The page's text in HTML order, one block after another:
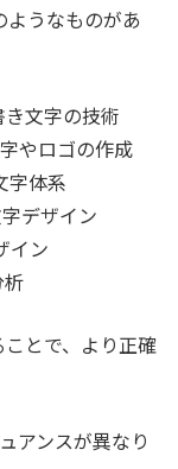
うなものがあ
文字の技術
やロゴの作成
字体系
デザイン
イン
とで、より正確
アンスが異なり